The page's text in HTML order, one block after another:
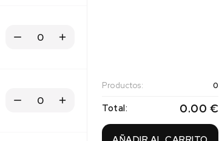
Productos: 0
Total: 0.00 €